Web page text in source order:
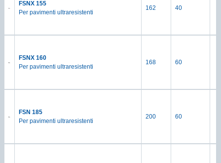
FSNX 155
Per pavimenti ultraresistenti
162 40
FSNX 160
Per pavimenti ultraresistenti
168 60
FSN 185
Per pavimenti ultraresistenti
200 60